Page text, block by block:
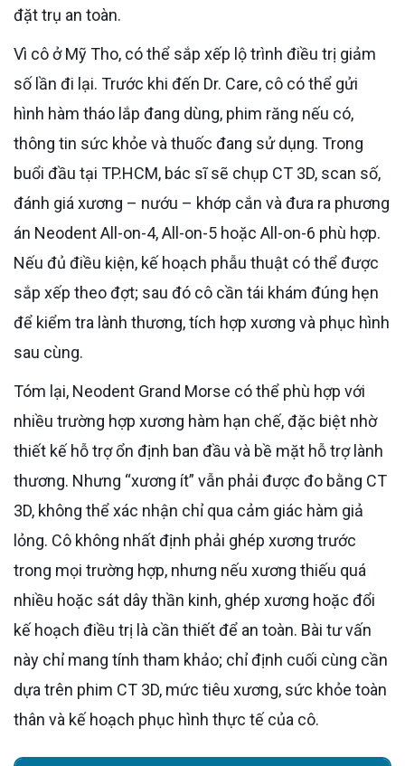
đặt trụ an toàn.
Vì cô ở Mỹ Tho, có thể sắp xếp lộ trình điều trị giảm
số lần đi lại. Trước khi đến Dr. Care, cô có thể gửi
hình hàm tháo lắp đang dùng, phim răng nếu có,
thông tin sức khỏe và thuốc đang sử dụng. Trong
buổi đầu tại TP.HCM, bác sĩ sẽ chụp CT 3D, scan số,
đánh giá xương – nướu – khớp cắn và đưa ra phương
án Neodent All-on-4, All-on-5 hoặc All-on-6 phù hợp.
Nếu đủ điều kiện, kế hoạch phẫu thuật có thể được
sắp xếp theo đợt; sau đó cô cần tái khám đúng hẹn
để kiểm tra lành thương, tích hợp xương và phục hình
sau cùng.
Tóm lại, Neodent Grand Morse có thể phù hợp với
nhiều trường hợp xương hàm hạn chế, đặc biệt nhờ
thiết kế hỗ trợ ổn định ban đầu và bề mặt hỗ trợ lành
thương. Nhưng “xương ít” vẫn phải được đo bằng CT
3D, không thể xác nhận chỉ qua cảm giác hàm giả
lỏng. Cô không nhất định phải ghép xương trước
trong mọi trường hợp, nhưng nếu xương thiếu quá
nhiều hoặc sát dây thần kinh, ghép xương hoặc đổi
kế hoạch điều trị là cần thiết để an toàn. Bài tư vấn
này chỉ mang tính tham khảo; chỉ định cuối cùng cần
dựa trên phim CT 3D, mức tiêu xương, sức khỏe toàn
thân và kế hoạch phục hình thực tế của cô.